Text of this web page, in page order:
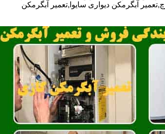
آبگرمکن دیواری سایوا,تعمیر آبگرمکن